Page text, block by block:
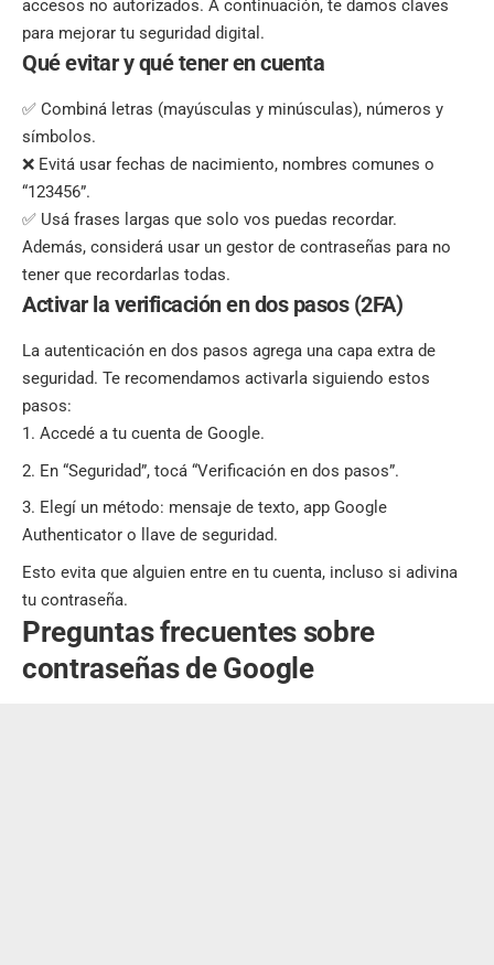
accesos no autorizados. A continuación, te damos claves
para mejorar tu seguridad digital.
Qué evitar y qué tener en cuenta
✅ Combiná letras (mayúsculas y minúsculas), números y
símbolos.
❌ Evitá usar fechas de nacimiento, nombres comunes o
“123456”.
✅ Usá frases largas que solo vos puedas recordar.
Además, considerá usar un gestor de contraseñas para no
tener que recordarlas todas.
Activar la verificación en dos pasos (2FA)
La autenticación en dos pasos agrega una capa extra de
seguridad. Te recomendamos activarla siguiendo estos
pasos:
Accedé a tu cuenta de Google.
En “Seguridad”, tocá “Verificación en dos pasos”.
Elegí un método: mensaje de texto, app Google
Authenticator o llave de seguridad.
Esto evita que alguien entre en tu cuenta, incluso si adivina
tu contraseña.
Preguntas frecuentes sobre
contraseñas de Google